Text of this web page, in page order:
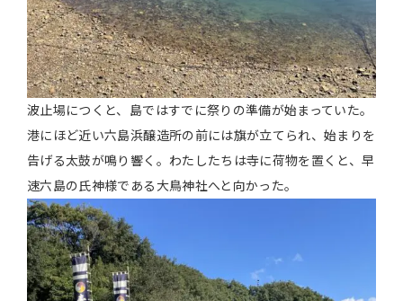
波止場につくと、島ではすでに祭りの準備が始まっていた。
港にほど近い六島浜醸造所の前には旗が立てられ、始まりを
告げる太鼓が鳴り響く。わたしたちは寺に荷物を置くと、早
速六島の氏神様である大鳥神社へと向かった。